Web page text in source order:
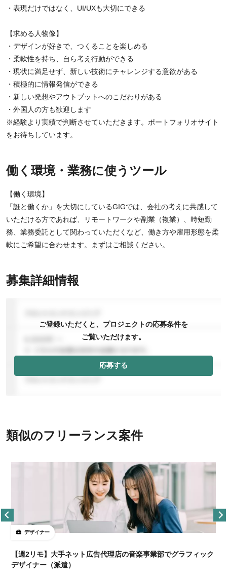
・表現だけではなく、UI/UXも大切にできる
【求める人物像】
・デザインが好きで、つくることを楽しめる
・柔軟性を持ち、自ら考え行動ができる
・現状に満足せず、新しい技術にチャレンジする意欲がある
・積極的に情報発信ができる
・新しい発想やアウトプットへのこだわりがある
・外国人の方も歓迎します
※経験より実績で判断させていただきます。ポートフォリオサイト
をお待ちしています。
働く環境・業務に使うツール
【働く環境】
「誰と働くか」を大切にしているGIGでは、会社の考えに共感して
いただける方であれば、リモートワークや副業（複業）、時短勤
務、業務委託として関わっていただくなど、働き方や雇用形態を柔
軟にご希望に合わせます。まずはご相談ください。
募集詳細情報
ご登録いただくと、プロジェクトの応募条件を
ご覧いただけます。
応募する
類似のフリーランス案件
デザイナー
【週2リモ】大手ネット広告代理店の音楽事業部でグラフィック
デザイナー（派遣）